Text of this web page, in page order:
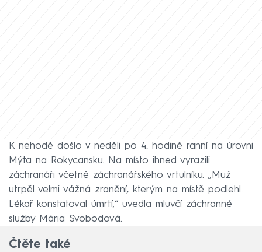
K nehodě došlo v neděli po 4. hodině ranní na úrovni
Mýta na Rokycansku. Na místo ihned vyrazili
záchranáři včetně záchranářského vrtulníku. „Muž
utrpěl velmi vážná zranění, kterým na místě podlehl.
Lékař konstatoval úmrtí,“ uvedla mluvčí záchranné
služby Mária Svobodová.
Čtěte také